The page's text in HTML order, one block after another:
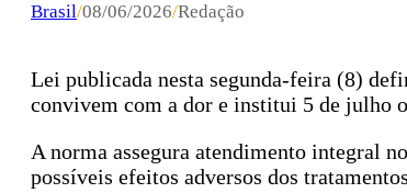
Brasil/08/06/2026/Redação
Lei publicada nesta segunda-feira (8)
convivem com a dor e institui 5 de julho
A norma assegura atendimento integral
possíveis efeitos adversos dos